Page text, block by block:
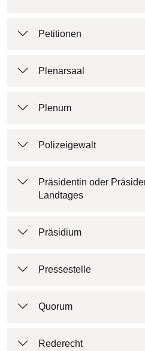
Petitionen
Plenarsaal
Plenum
Polizeigewalt
Präsidentin oder
Landtages
Präsidium
Pressestelle
Quorum
Rederecht